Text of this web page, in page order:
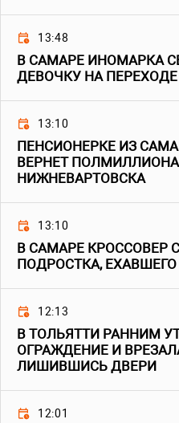
13:48
В САМАРЕ ИНОМАРКА
ДЕВОЧКУ НА ПЕРЕХОДЕ
13:10
ПЕНСИОНЕРКЕ ИЗ
ВЕРНЕТ
НИЖНЕВАРТОВСКА
13:10
В САМАРЕ КРОССОВЕР
ПОДРОСТКА,
12:13
В ТОЛЬЯТТИ РАННИМ
ОГРАЖДЕНИЕ И
ЛИШИВШИСЬ ДВЕРИ
12:01